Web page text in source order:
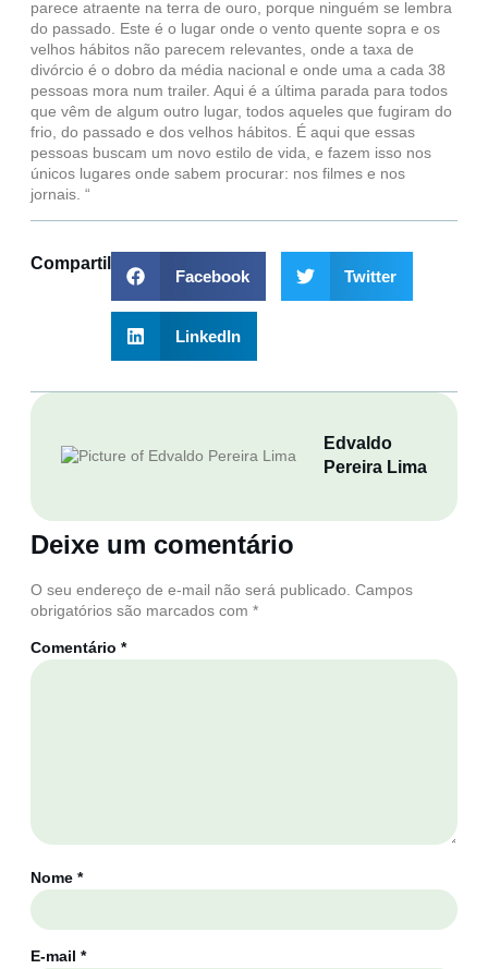
parece atraente na terra de ouro, porque ninguém se lembra
do passado. Este é o lugar onde o vento quente sopra e os
velhos hábitos não parecem relevantes, onde a taxa de
divórcio é o dobro da média nacional e onde uma a cada 38
pessoas mora num trailer. Aqui é a última parada para todos
que vêm de algum outro lugar, todos aqueles que fugiram do
frio, do passado e dos velhos hábitos. É aqui que essas
pessoas buscam um novo estilo de vida, e fazem isso nos
únicos lugares onde sabem procurar: nos filmes e nos
jornais. “
Compartilhar
Facebook Twitter
LinkedIn
Edvaldo
Pereira Lima
Deixe um comentário
O seu endereço de e-mail não será publicado. Campos
obrigatórios são marcados com *
Comentário *
Nome *
E-mail *